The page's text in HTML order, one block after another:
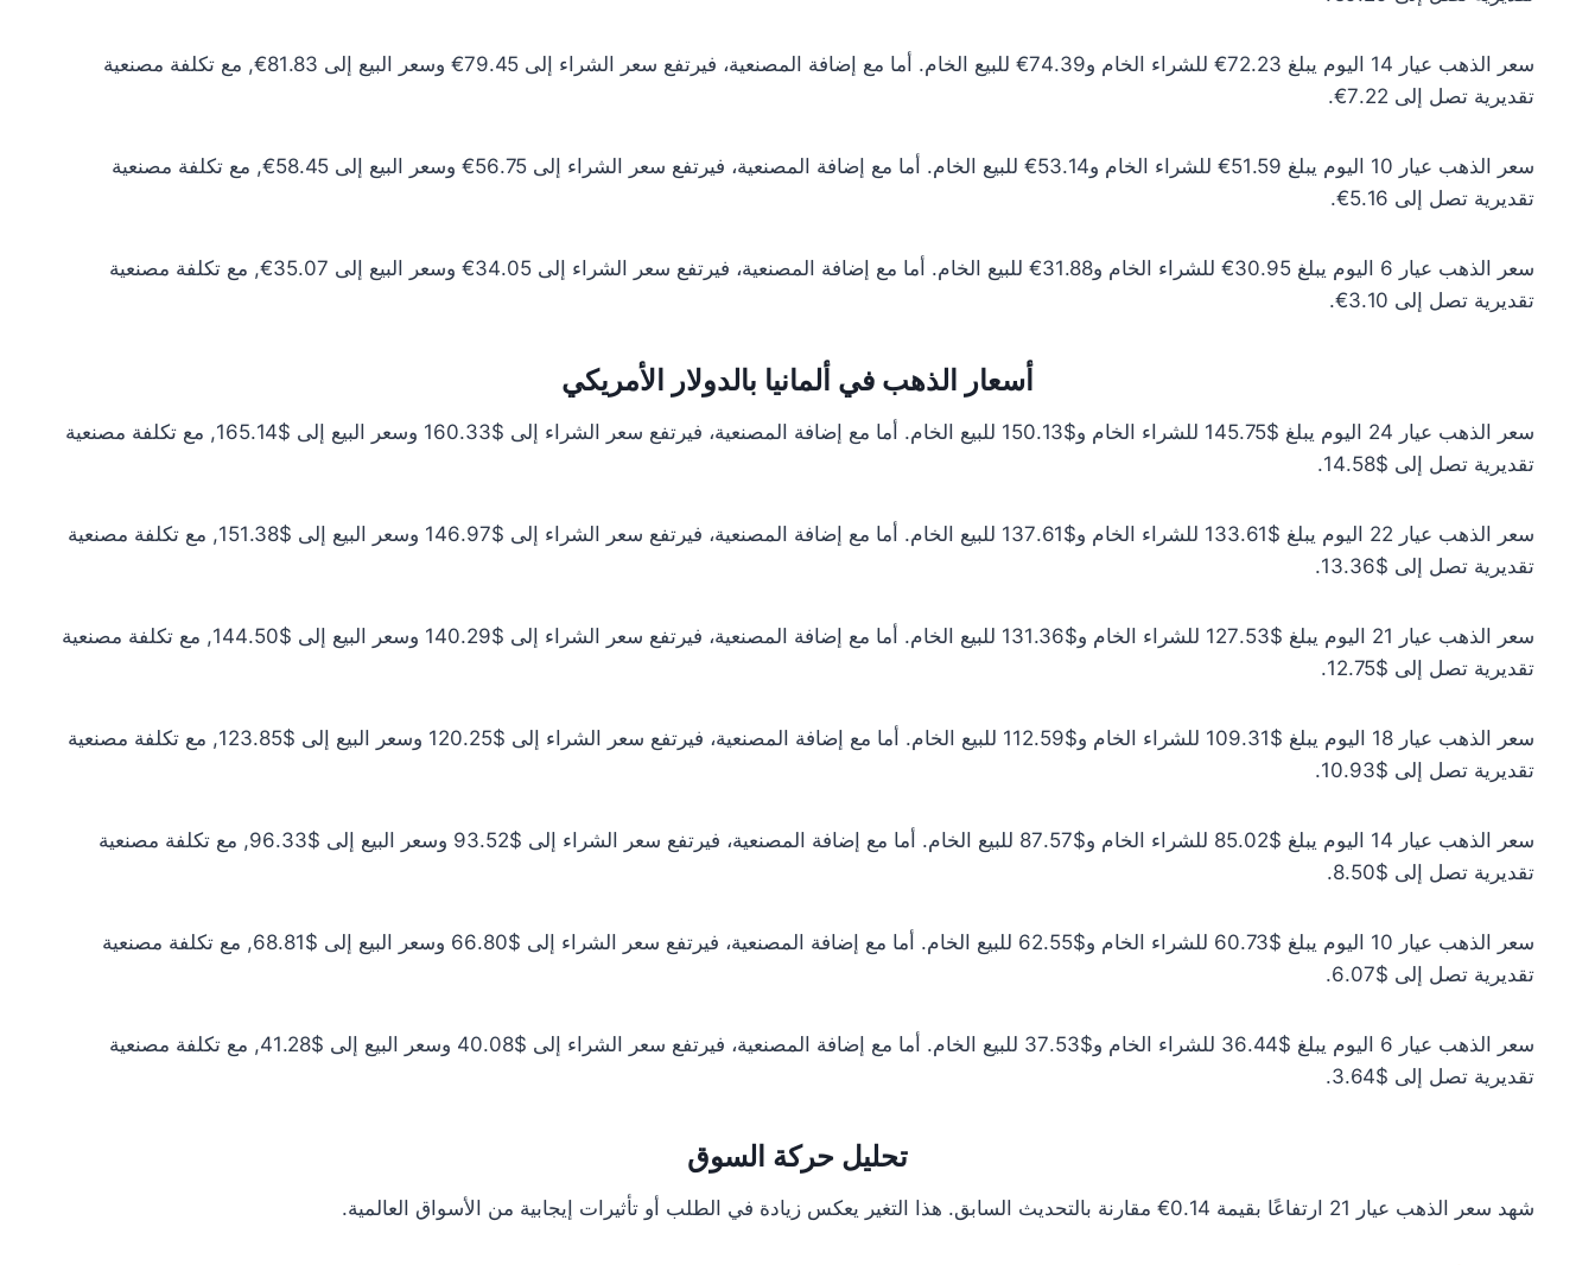
سعر الذهب عيار 14 اليوم يبلغ 72.23€ للشراء الخام و74.39€ للبيع الخام. أما مع إضافة المصنعية، فيرتفع سعر الشراء إلى 79.45€ وسعر البيع إلى 81.83€, مع تكلفة مصنعية
تقديرية تصل إلى 7.22€.
سعر الذهب عيار 10 اليوم يبلغ 51.59€ للشراء الخام و53.14€ للبيع الخام. أما مع إضافة المصنعية، فيرتفع سعر الشراء إلى 56.75€ وسعر البيع إلى 58.45€, مع تكلفة مصنعية
تقديرية تصل إلى 5.16€.
سعر الذهب عيار 6 اليوم يبلغ 30.95€ للشراء الخام و31.88€ للبيع الخام. أما مع إضافة المصنعية، فيرتفع سعر الشراء إلى 34.05€ وسعر البيع إلى 35.07€, مع تكلفة مصنعية
تقديرية تصل إلى 3.10€.
أسعار الذهب في ألمانيا بالدولار الأمريكي
سعر الذهب عيار 24 اليوم يبلغ $145.75 للشراء الخام و$150.13 للبيع الخام. أما مع إضافة المصنعية، فيرتفع سعر الشراء إلى $160.33 وسعر البيع إلى $165.14, مع تكلفة مصنعية
تقديرية تصل إلى $14.58.
سعر الذهب عيار 22 اليوم يبلغ $133.61 للشراء الخام و$137.61 للبيع الخام. أما مع إضافة المصنعية، فيرتفع سعر الشراء إلى $146.97 وسعر البيع إلى $151.38, مع تكلفة مصنعية
تقديرية تصل إلى $13.36.
سعر الذهب عيار 21 اليوم يبلغ $127.53 للشراء الخام و$131.36 للبيع الخام. أما مع إضافة المصنعية، فيرتفع سعر الشراء إلى $140.29 وسعر البيع إلى $144.50, مع تكلفة مصنعية
تقديرية تصل إلى $12.75.
سعر الذهب عيار 18 اليوم يبلغ $109.31 للشراء الخام و$112.59 للبيع الخام. أما مع إضافة المصنعية، فيرتفع سعر الشراء إلى $120.25 وسعر البيع إلى $123.85, مع تكلفة مصنعية
تقديرية تصل إلى $10.93.
سعر الذهب عيار 14 اليوم يبلغ $85.02 للشراء الخام و$87.57 للبيع الخام. أما مع إضافة المصنعية، فيرتفع سعر الشراء إلى $93.52 وسعر البيع إلى $96.33, مع تكلفة مصنعية
تقديرية تصل إلى $8.50.
سعر الذهب عيار 10 اليوم يبلغ $60.73 للشراء الخام و$62.55 للبيع الخام. أما مع إضافة المصنعية، فيرتفع سعر الشراء إلى $66.80 وسعر البيع إلى $68.81, مع تكلفة مصنعية
تقديرية تصل إلى $6.07.
سعر الذهب عيار 6 اليوم يبلغ $36.44 للشراء الخام و$37.53 للبيع الخام. أما مع إضافة المصنعية، فيرتفع سعر الشراء إلى $40.08 وسعر البيع إلى $41.28, مع تكلفة مصنعية
تقديرية تصل إلى $3.64.
تحليل حركة السوق
شهد سعر الذهب عيار 21 ارتفاعًا بقيمة 0.14€ مقارنة بالتحديث السابق. هذا التغير يعكس زيادة في الطلب أو تأثيرات إيجابية من الأسواق العالمية.